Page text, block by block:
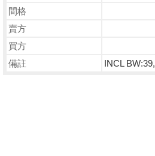
間格
賣方
買方
備註
INCL BW:39,